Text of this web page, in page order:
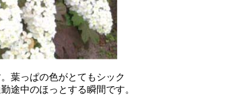
葉っぱの色がとてもシック
途中のほっとする瞬間です。